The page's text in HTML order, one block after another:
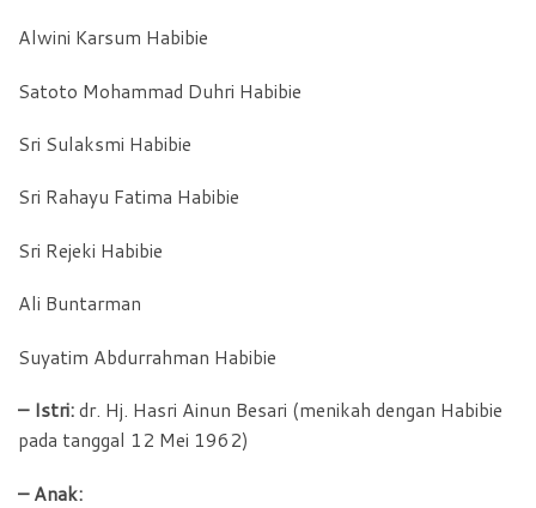
Alwini Karsum Habibie
Satoto Mohammad Duhri Habibie
Sri Sulaksmi Habibie
Sri Rahayu Fatima Habibie
Sri Rejeki Habibie
Ali Buntarman
Suyatim Abdurrahman Habibie
– Istri:dr. Hj. Hasri Ainun Besari (menikah dengan Habibie
pada tanggal 12 Mei 1962)
– Anak: